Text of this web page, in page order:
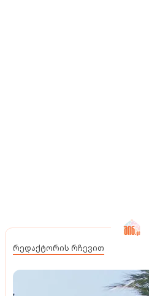
რედაქტორის რჩევით